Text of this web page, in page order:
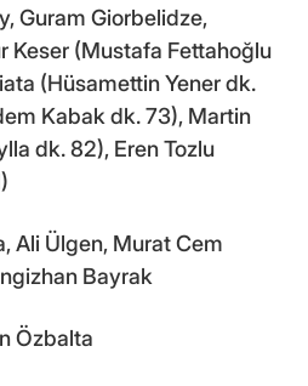
Guram Giorbelidze,
Keser (Mustafa Fettahoğlu
(Hüsamettin Yener dk.
Kabak dk. 73), Martin
dk. 82), Eren Tozlu
Ali Ülgen, Murat Cem
Bayrak
Özbalta